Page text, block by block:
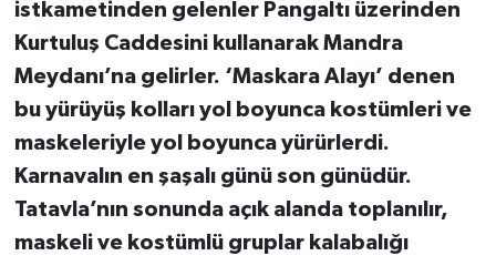
istkametinden gelenler Pangaltı üzerinden
Kurtuluş Caddesini kullanarak Mandra
Meydanı’na gelirler. ‘Maskara Alayı’ denen
bu yürüyüş kolları yol boyunca kostümleri ve
maskeleriyle yol boyunca yürürlerdi.
Karnavalın en şaşalı günü son günüdür.
Tatavla’nın sonunda açık alanda toplanılır,
maskeli ve kostümlü gruplar kalabalığı